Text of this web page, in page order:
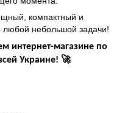
компактный и
любой небольшой задачи!
интернет-магазине по
Украине! 🚀